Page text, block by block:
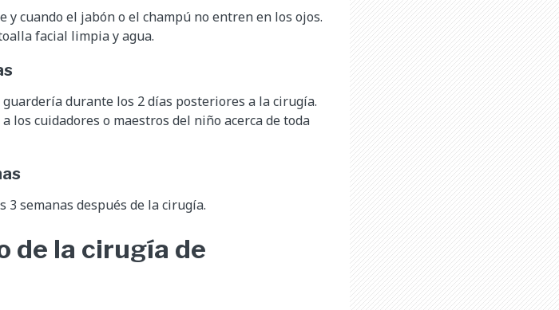
cuando el jabón o el champú no entren en los ojos.
facial limpia y agua.
durante los 2 días posteriores a la cirugía.
los cuidadores o maestros del niño acerca de toda
semanas después de la cirugía.
de la cirugía de